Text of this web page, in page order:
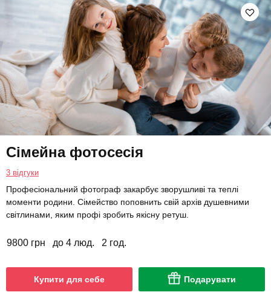
Сімейна фотосесія
3 відгуки
Професіональний фотограф закарбує зворушливі та теплі
моменти родини. Сімейство поповнить свій архів душевними
світлинами, яким профі зробить якісну ретуш.
9800 грн до 4 люд. 2 год.
Купити для себе Подарувати